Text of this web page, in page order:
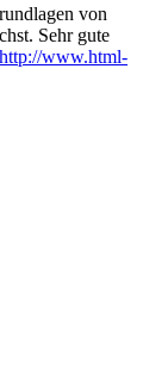
von
Sehr gute
http://www.html-